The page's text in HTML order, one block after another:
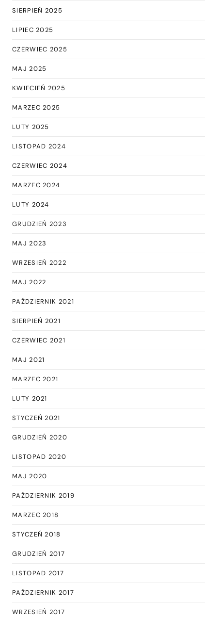
SIERPIEŃ 2025
LIPIEC 2025
CZERWIEC 2025
MAJ 2025
KWIECIEŃ 2025
MARZEC 2025
LUTY 2025
LISTOPAD 2024
CZERWIEC 2024
MARZEC 2024
LUTY 2024
GRUDZIEŃ 2023
MAJ 2023
WRZESIEŃ 2022
MAJ 2022
PAŹDZIERNIK 2021
SIERPIEŃ 2021
CZERWIEC 2021
MAJ 2021
MARZEC 2021
LUTY 2021
STYCZEŃ 2021
GRUDZIEŃ 2020
LISTOPAD 2020
MAJ 2020
PAŹDZIERNIK 2019
MARZEC 2018
STYCZEŃ 2018
GRUDZIEŃ 2017
LISTOPAD 2017
PAŹDZIERNIK 2017
WRZESIEŃ 2017